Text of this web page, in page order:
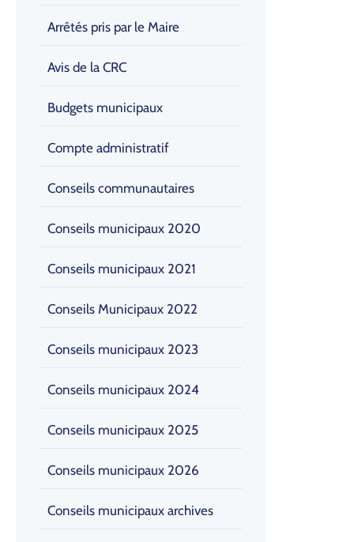
Arrêtés pris par le Maire
Avis de la CRC
Budgets municipaux
Compte administratif
Conseils communautaires
Conseils municipaux 2020
Conseils municipaux 2021
Conseils Municipaux 2022
Conseils municipaux 2023
Conseils municipaux 2024
Conseils municipaux 2025
Conseils municipaux 2026
Conseils municipaux archives